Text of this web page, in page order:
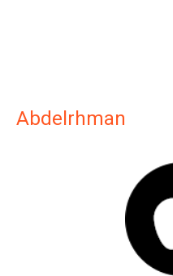
Abdelrhman